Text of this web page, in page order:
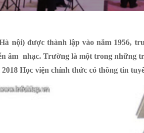
nội) được thành lập vào năm 1956,
âm nhạc. Trường là một trong những
Học viện chính thức có thông tin